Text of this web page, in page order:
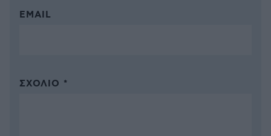
EMAIL
ΣΧΌΛΙΟ *